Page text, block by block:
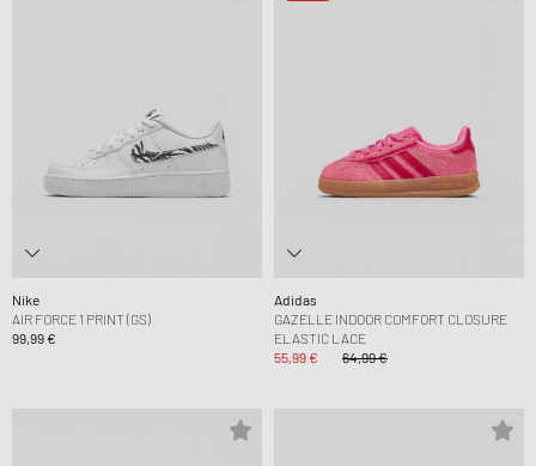
Nike
AIR FORCE 1 PRINT (GS)
99,99 €
Adidas
GAZELLE INDOOR COMFORT CLOSURE
ELASTIC LACE
55,99 €
64,99 €